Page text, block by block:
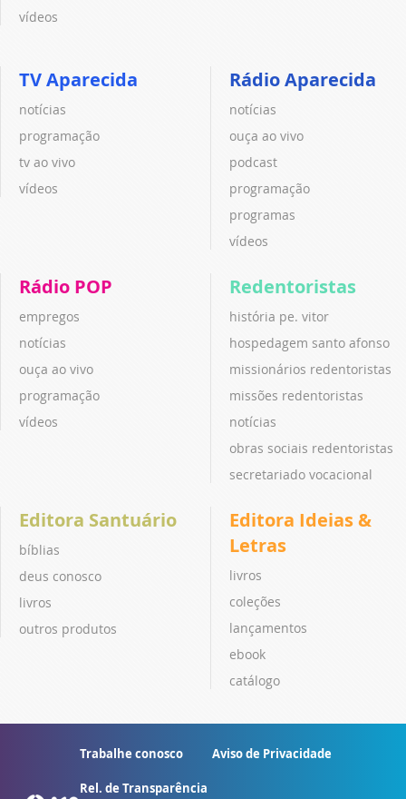
vídeos
TV Aparecida
notícias
programação
tv ao vivo
vídeos
Rádio Aparecida
notícias
ouça ao vivo
podcast
programação
programas
vídeos
Rádio POP
empregos
notícias
ouça ao vivo
programação
vídeos
Redentoristas
história pe. vitor
hospedagem santo afonso
missionários redentoristas
missões redentoristas
notícias
obras sociais redentoristas
secretariado vocacional
Editora Santuário
bíblias
deus conosco
livros
outros produtos
Editora Ideias &
Letras
livros
coleções
lançamentos
ebook
catálogo
Trabalhe conosco Aviso de Privacidade
Rel. de Transparência